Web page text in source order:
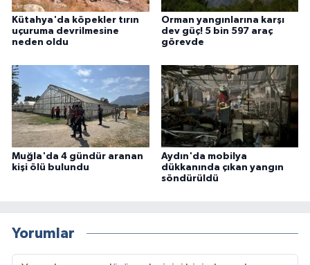
Kütahya'da köpekler tırın
uçuruma devrilmesine
neden oldu
Orman yangınlarına karşı
dev güç! 5 bin 597 araç
görevde
Muğla'da 4 gündür aranan
kişi ölü bulundu
Aydın'da mobilya
dükkanında çıkan yangın
söndürüldü
Yorumlar